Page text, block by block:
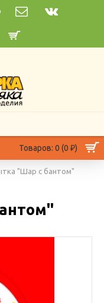
Товаров: 0 (0 ₽)
"Шар с бантом"